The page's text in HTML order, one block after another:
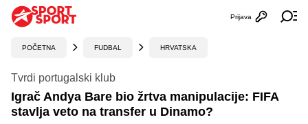
Otvori
Prijava
POČETNA FUDBAL HRVATSKA
Tvrdi portugalski klub
Igrač Andya Bare bio žrtva manipulacije: FIFA
stavlja veto na transfer u Dinamo?